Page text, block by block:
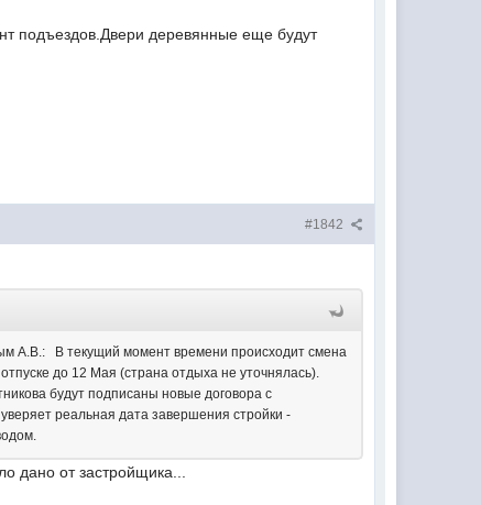
подъездов.Двери деревянные еще будут
#1842
А.В.: В текущий момент времени происходит смена
до 12 Мая (страна отдыха не уточнялась).
будут подписаны новые договора с
реальная дата завершения стройки -
дано от застройщика...